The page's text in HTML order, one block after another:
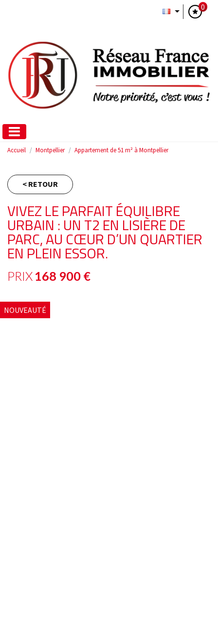
0
Accueil Montpellier Appartement de 51 m² à Montpellier
< RETOUR
VIVEZ LE PARFAIT ÉQUILIBRE
URBAIN : UN T2 EN LISIÈRE DE
PARC, AU CŒUR D’UN QUARTIER
EN PLEIN ESSOR.
PRIX168 900 €
NOUVEAUTÉ